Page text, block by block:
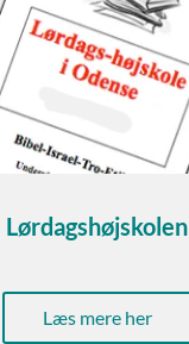
Lørdagshøjskolen
Læs mere her